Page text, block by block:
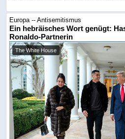
Europa -- Antisemitismus
Ein hebräisches Wort genügt:
Ronaldo-Partnerin
The White House